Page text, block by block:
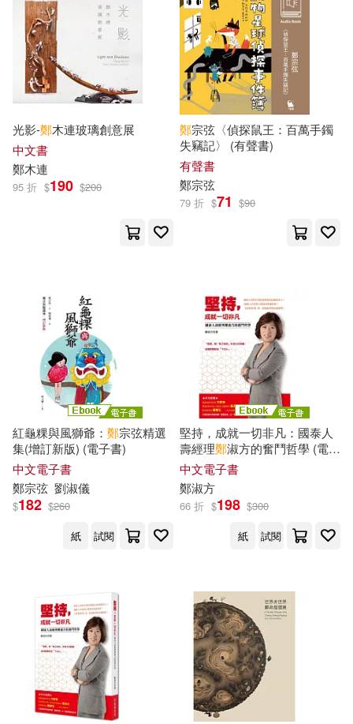
藤丸豆ノ介(11) 許添盛(11)
賈德江(11) 賴秋琴(11)
赤石路代(11) 鄭丁旺(11)
鄭丞傑(11) 鄭保衛(11)
鄭向敏(11)
鄭惠文(11) 鄭政恆(11)
鄭淵(11)
鄭磊磊(11)
鄭立德(Leader)(11)
鄭體武(11) 馬克‧貝克(11)
William Shakespeare(10)
アテナ映像電子書籍写真集(10)
タンバ(10)
福建美術出版社(34)
上海科學技術文獻出版社(33)
吉林人民出版社(33) 商務(33)
大東海(33)
大連理工大學出版社(33)
經濟管理出版社(33)
講談社(33)
貴州人民出版社(33) 世一(32)
團結出版社(32) 希代(32)
河南美術出版社(32)
華齡出版社(32)
中國農業科學技術出版社(31)
中國青年出版社(31)
光影-鄭木連玻璃創意展
中文書
鄭木連
95 折 $190 $200
鄭宗弦〈偵探鼠王：百萬手鐲
失竊記〉 (有聲書)
有聲書
鄭宗弦
79 折 $71 $90
紅龜粿與風獅爺： 鄭宗弦精選
集(增訂新版) (電子書)
中文電子書
鄭宗弦 劉淑儀
$182 $260
紙
試閱
堅持，成就一切非凡：國泰人
壽經理鄭淑方的奮鬥哲學 (電子
書)
中文電子書
鄭淑方
66 折 $198 $300
紙
試閱